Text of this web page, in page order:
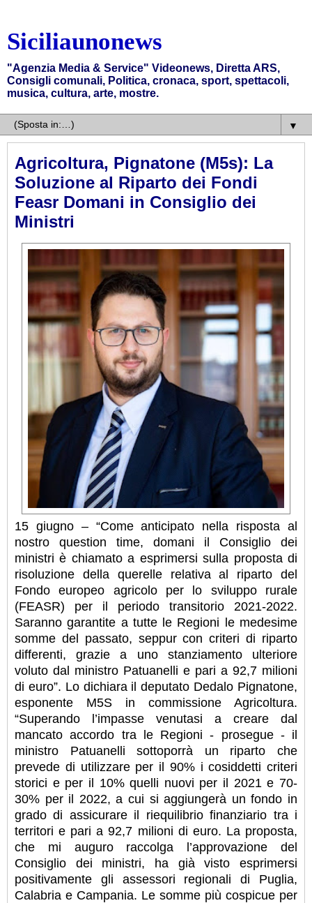
Siciliaunonews
"Agenzia Media & Service" Videonews, Diretta ARS,
Consigli comunali, Politica, cronaca, sport, spettacoli,
musica, cultura, arte, mostre.
▼
Agricoltura, Pignatone (M5s): La
Soluzione al Riparto dei Fondi
Feasr Domani in Consiglio dei
Ministri
15 giugno – “Come anticipato nella risposta al
nostro question time, domani il Consiglio dei
ministri è chiamato a esprimersi sulla proposta di
risoluzione della querelle relativa al riparto del
Fondo europeo agricolo per lo sviluppo rurale
(FEASR) per il periodo transitorio 2021-2022.
Saranno garantite a tutte le Regioni le medesime
somme del passato, seppur con criteri di riparto
differenti, grazie a uno stanziamento ulteriore
voluto dal ministro Patuanelli e pari a 92,7 milioni
di euro”. Lo dichiara il deputato Dedalo Pignatone,
esponente M5S in commissione Agricoltura.
“Superando l’impasse venutasi a creare dal
mancato accordo tra le Regioni - prosegue - il
ministro Patuanelli sottoporrà un riparto che
prevede di utilizzare per il 90% i cosiddetti criteri
storici e per il 10% quelli nuovi per il 2021 e 70-
30% per il 2022, a cui si aggiungerà un fondo in
grado di assicurare il riequilibrio finanziario tra i
territori e pari a 92,7 milioni di euro. La proposta,
che mi auguro raccolga l’approvazione del
Consiglio dei ministri, ha già visto esprimersi
positivamente gli assessori regionali di Puglia,
Calabria e Campania. Le somme più cospicue per